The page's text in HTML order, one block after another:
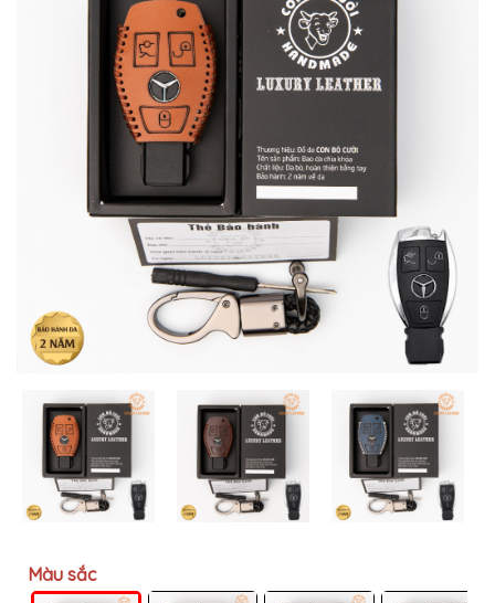
TOYOTA
SUBARU
CHEVROLET
NISSAN
VOLKSWAGEN
MERCEDES
HYUNDAI
MITSUBISHI
Màu sắc